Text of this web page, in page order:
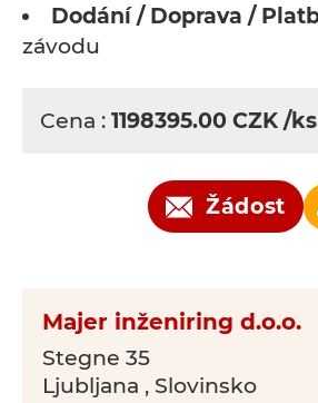
Dodání / Doprava /
závodu
Cena : 1198395.00 CZK /ks
Žádost
Majer inženiring d.o.o.
Stegne 35
Ljubljana , Slovinsko